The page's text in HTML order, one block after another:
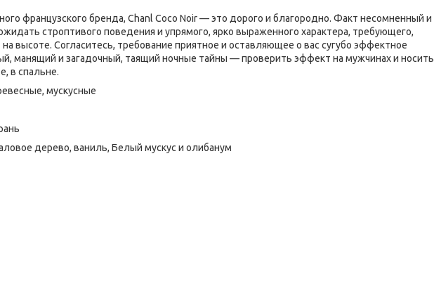
французского бренда, Chanl Coco Noir — это дорого и благородно. Факт несомненный и
строптивого поведения и упрямого, ярко выраженного характера, требующего,
высоте. Согласитесь, требование приятное и оставляющее о вас сугубо эффектное
манящий и загадочный, таящий ночные тайны — проверить эффект на мужчинах и носить
в спальне.
мускусные
дерево, ваниль, Белый мускус и олибанум